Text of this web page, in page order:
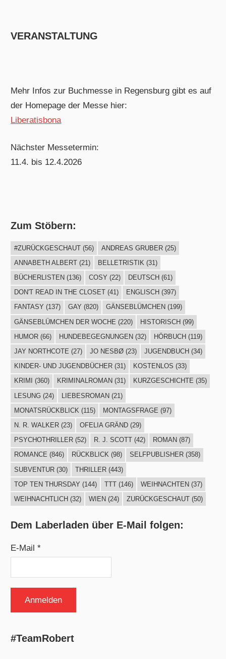
VERANSTALTUNG
Mehr Infos zur Buchmesse in Regensburg gibt es auf
der Homepage der Messe hier:
Liberatisbona
Nächster Messetermin:
11.4. bis 12.4.2026
Zum Stöbern:
#ZURÜCKGESCHAUT(56) ANDREAS GRUBER(25)
ANNABETH ALBERT(21) BELLETRISTIK (31)
BÜCHERLISTEN (136) COSY (22) DEUTSCH (61)
DON'T READ IN THE CLOSET(41) ENGLISCH (397)
FANTASY (137) GAY (820) GÄNSEBLÜMCHEN (199)
GÄNSEBLÜMCHEN DER WOCHE (220) HISTORISCH(99)
HUMOR(66) HUNDEBEGEGNUNGEN (32) HÖRBUCH (119)
JAY NORTHCOTE (27) JO NESBØ(23) JUGENDBUCH (34)
KINDER- UND JUGENDBÜCHER(31) KOSTENLOS (33)
KRIMI
(360) KRIMINALROMAN (31) KURZGESCHICHTE (35)
LESUNG(24) LIEBESROMAN(21)
MONATSRÜCKBLICK (115) MONTAGSFRAGE (97)
N. R. WALKER(23) OFELIA GRÄND(29)
PSYCHOTHRILLER(52) R. J. SCOTT(42) ROMAN (87)
ROMANCE (846) RÜCKBLICK(98) SELFPUBLISHER(358)
SUBVENTUR(30) THRILLER(443)
TOP TEN THURSDAY (144) TTT(146) WEIHNACHTEN(37)
WEIHNACHTLICH (32) WIEN (24) ZURÜCKGESCHAUT(50)
Dem Laberladen über E-Mail folgen:
E-Mail *
#TeamRobert